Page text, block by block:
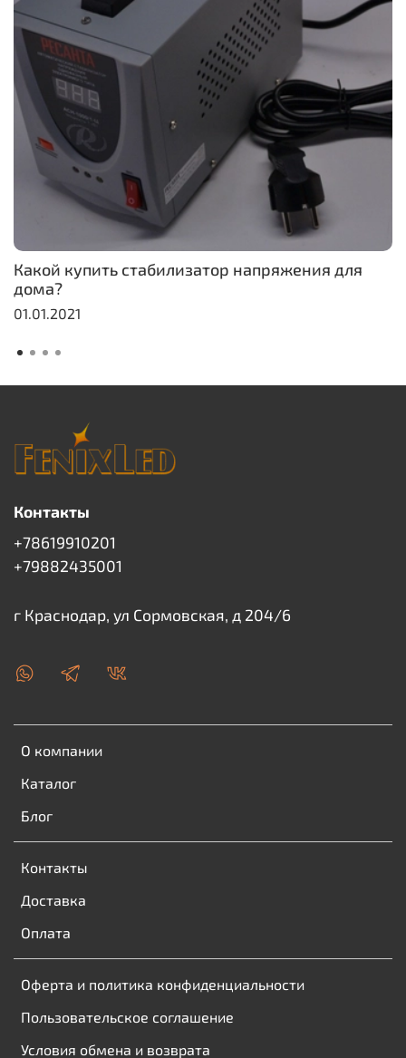
Какой купить стабилизатор напряжения для
дома?
01.01.2021
О компании
Каталог
Блог
Контакты
Доставка
Оплата
Оферта и политика конфиденциальности
Пользовательское соглашение
Условия обмена и возврата
Контакты
+78619910201
+79882435001
г Краснодар, ул Сормовская, д 204/6